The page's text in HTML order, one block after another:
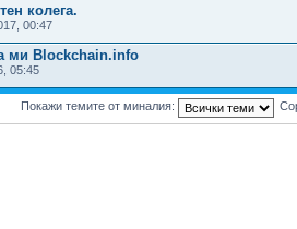
колега.
00:47
ми Blockchain.info
05:45
Покажи темите от миналия: